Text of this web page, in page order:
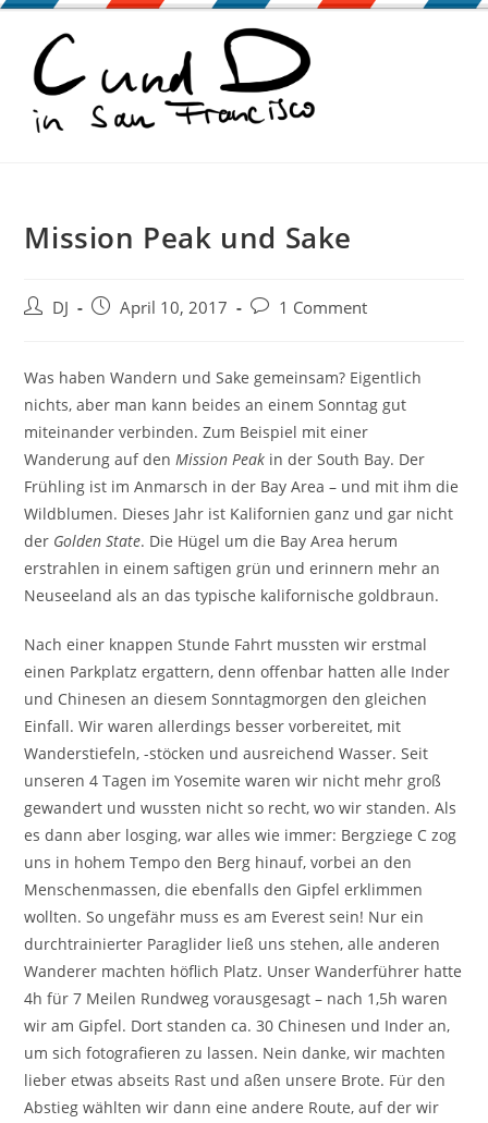
Zum
springen
Mission Peak und Sake
Beitrags-
DJ
BeitragApril 10, 2017
Beitrags-
1 Comment
Was haben Wandern und Sake gemeinsam? Eigentlich
nichts, aber man kann beides an einem Sonntag gut
miteinander verbinden. Zum Beispiel mit einer
Wanderung auf denMission Peak in der South Bay. Der
Frühling ist im Anmarsch in der Bay Area – und mit ihm die
Wildblumen. Dieses Jahr ist Kalifornien ganz und gar nicht
der Golden State. Die Hügel um die Bay Area herum
erstrahlen in einem saftigen grün und erinnern mehr an
Neuseeland als an das typische kalifornische goldbraun.
Nach einer knappen Stunde Fahrt mussten wir erstmal
einen Parkplatz ergattern, denn offenbar hatten alle Inder
und Chinesen an diesem Sonntagmorgen den gleichen
Einfall. Wir waren allerdings besser vorbereitet, mit
Wanderstiefeln, -stöcken und ausreichend Wasser. Seit
unseren 4 Tagen im Yosemite waren wir nicht mehr groß
gewandert und wussten nicht so recht, wo wir standen. Als
es dann aber losging, war alles wie immer: Bergziege C zog
uns in hohem Tempo den Berg hinauf, vorbei an den
Menschenmassen, die ebenfalls den Gipfel erklimmen
wollten. So ungefähr muss es am Everest sein! Nur ein
durchtrainierter Paraglider ließ uns stehen, alle anderen
Wanderer machten höflich Platz. Unser Wanderführer hatte
4h für 7 Meilen Rundweg vorausgesagt – nach 1,5h waren
wir am Gipfel. Dort standen ca. 30 Chinesen und Inder an,
um sich fotografieren zu lassen. Nein danke, wir machten
lieber etwas abseits Rast und aßen unsere Brote. Für den
Abstieg wählten wir dann eine andere Route, auf der wir